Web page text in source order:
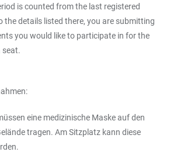
is counted from the last registered
the details listed there, you are submitting
you would like to participate in for the
seat.
eine medizinische Maske auf den
tragen. Am Sitzplatz kann diese